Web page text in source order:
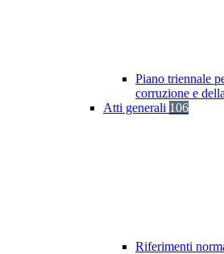
Piano triennale
corruzione e
Atti generali 106
Riferimenti